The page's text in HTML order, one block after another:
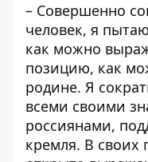
– Совершенно
человек, я
как можно
позицию, как
родине. Я
всеми своими
россиянами,
кремля. В своих